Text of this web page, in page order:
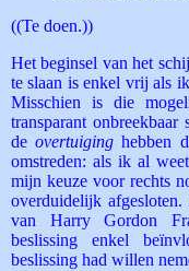
((Te doen.))
Het beginsel van het
te slaan is enkel vrij als
Misschien is die
transparant
deovertuiging hebben
omstreden: als ik al
mijn keuze voor rechts
overduidelijk afgesloten.
van Harry Gordon
beslissing enkel
beslissing had willen